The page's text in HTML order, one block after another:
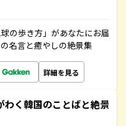
の歩き方」があなたにお届
名言と癒やしの絶景集
詳細を見る
わく韓国のことばと絶景